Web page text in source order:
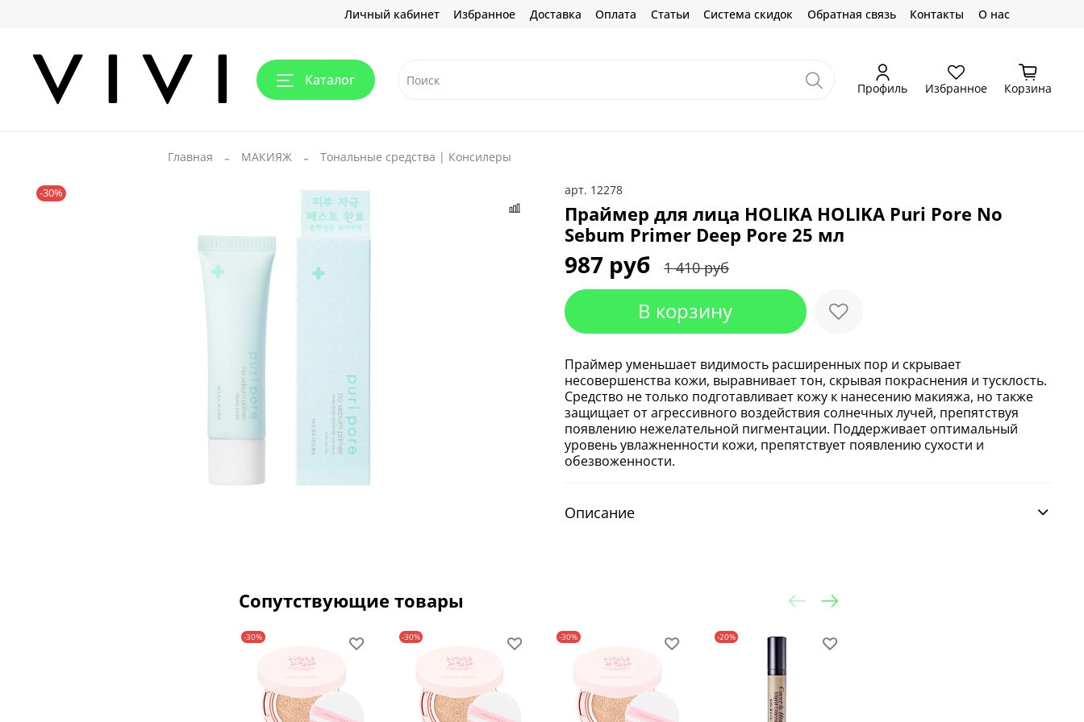
Личный кабинет Избранное Доставка Оплата Статьи Система скидок Обратная связь Контакты О нас
Каталог Профиль Избранное Корзина
Главная МАКИЯЖ Тональные средства | Консилеры
-30% арт. 12278
Праймер для лица HOLIKA HOLIKA Puri Pore No
Sebum Primer Deep Pore 25 мл
987 руб 1 410 руб
В корзину
Праймер уменьшает видимость расширенных пор и скрывает
несовершенства кожи, выравнивает тон, скрывая покраснения и тусклость.
Средство не только подготавливает кожу к нанесению макияжа, но также
защищает от агрессивного воздействия солнечных лучей, препятствуя
появлению нежелательной пигментации. Поддерживает оптимальный
уровень увлажненности кожи, препятствует появлению сухости и
обезвоженности.
Описание
Сопутствующие товары
-30% -30% -30% -20%